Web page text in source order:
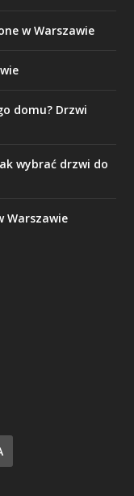
w Warszawie
domu? Drzwi
wybrać drzwi do
Warszawie